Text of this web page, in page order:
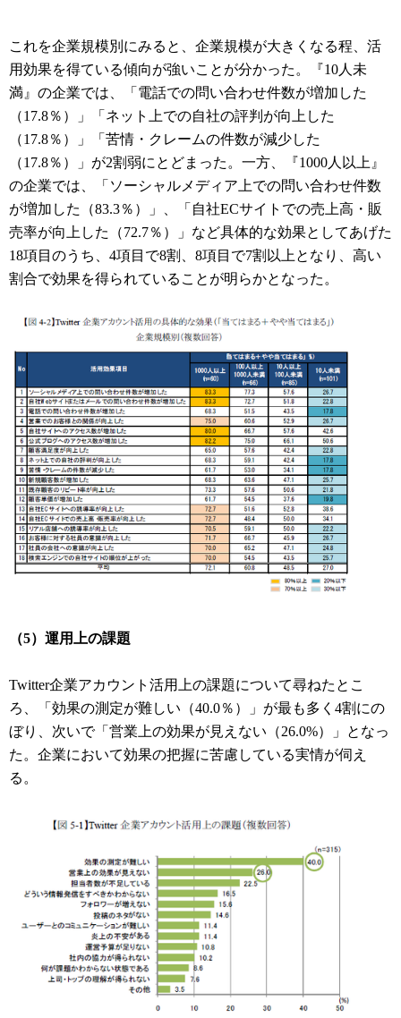
これを企業規模別にみると、企業規模が大きくなる程、活
用効果を得ている傾向が強いことが分かった。『10人未
満』の企業では、「電話での問い合わせ件数が増加した
（17.8％）」「ネット上での自社の評判が向上した
（17.8％）」「苦情・クレームの件数が減少した
（17.8％）」が2割弱にとどまった。一方、『1000人以上』
の企業では、「ソーシャルメディア上での問い合わせ件数
が増加した（83.3％）」、「自社ECサイトでの売上高・販
売率が向上した（72.7％）」など具体的な効果としてあげた
18項目のうち、4項目で8割、8項目で7割以上となり、高い
割合で効果を得られていることが明らかとなった。
（5）運用上の課題
Twitter企業アカウント活用上の課題について尋ねたとこ
ろ、「効果の測定が難しい（40.0％）」が最も多く4割にの
ぼり、次いで「営業上の効果が見えない（26.0%）」となっ
た。企業において効果の把握に苦慮している実情が伺え
る。